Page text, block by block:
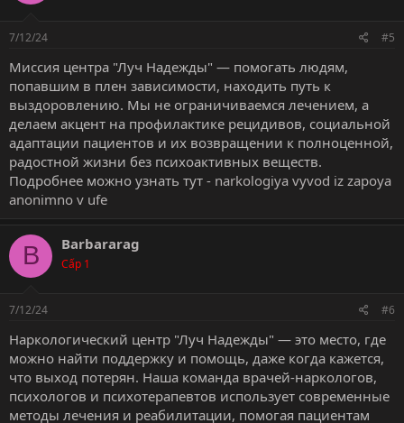
7/12/24 #5
Миссия центра "Луч Надежды" — помогать людям,
попавшим в плен зависимости, находить путь к
выздоровлению. Мы не ограничиваемся лечением, а
делаем акцент на профилактике рецидивов, социальной
адаптации пациентов и их возвращении к полноценной,
радостной жизни без психоактивных веществ.
Подробнее можно узнать тут - narkologiya vyvod iz zapoya
anonimno v ufe
B Barbararag
Cấp 1
7/12/24 #6
Наркологический центр "Луч Надежды" — это место, где
можно найти поддержку и помощь, даже когда кажется,
что выход потерян. Наша команда врачей-наркологов,
психологов и психотерапевтов использует современные
методы лечения и реабилитации, помогая пациентам